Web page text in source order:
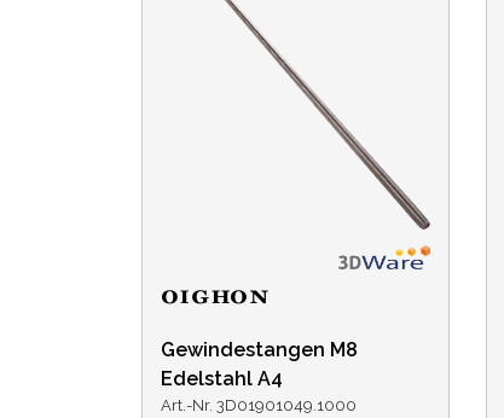
Gewindestangen M8
Edelstahl A4
Art.-Nr. 3D01901049.1000